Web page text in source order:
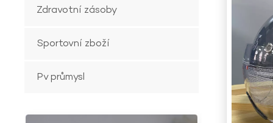
Zdravotní zásoby
Sportovní zboží
Pv průmysl